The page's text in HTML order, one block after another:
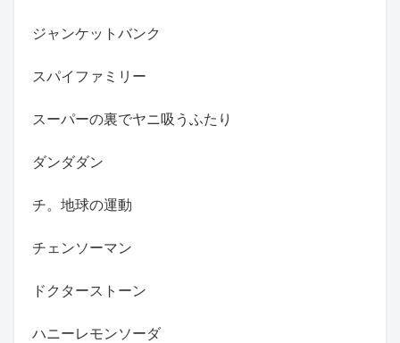
ジャンケットバンク
スパイファミリー
スーパーの裏でヤニ吸うふたり
ダンダダン
チ。地球の運動
チェンソーマン
ドクターストーン
ハニーレモンソーダ